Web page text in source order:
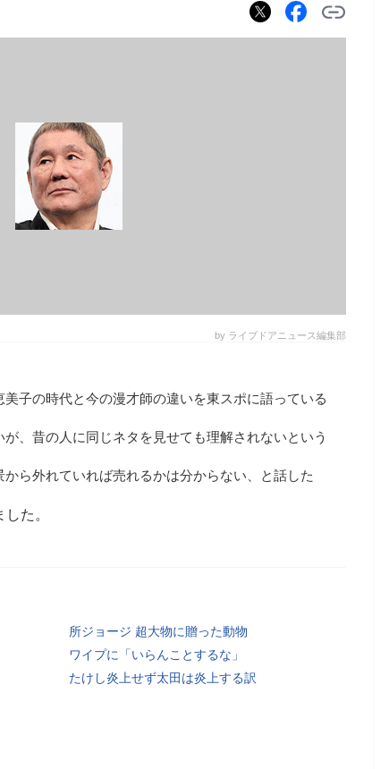
by ライブドアニュース編集部
美子の時代と今の漫才師の違いを東スポに語っている
、昔の人に同じネタを見せても理解されないという
ら外れていれば売れるかは分からない、と話した
た。
所ジョージ 超大物に贈った動物
ワイプに「いらんことするな」
たけし炎上せず太田は炎上する訳